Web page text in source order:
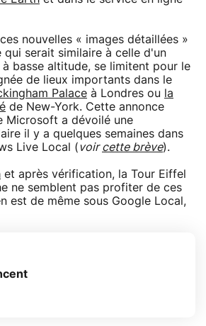
nouvelles « images détaillées »
serait similaire à celle d'un
basse altitude, se limitent pour le
de lieux importants dans le
Palace à Londres ou
la
de New-York. Cette annonce
Microsoft a dévoilé une
il y a quelques semaines dans
Live Local (voircette brève).
et après vérification, la Tour Eiffel
ne semblent pas profiter de ces
est de même sous Google Local,